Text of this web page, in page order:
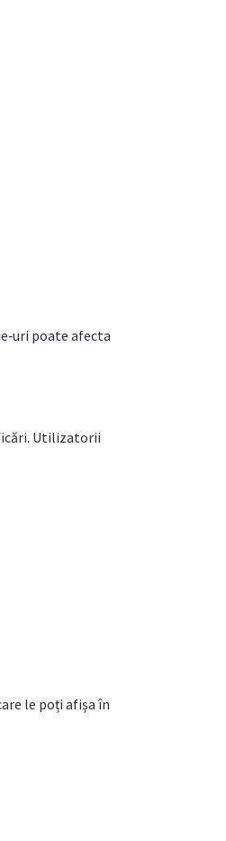
poate afecta
Utilizatorii
le poți afișa în